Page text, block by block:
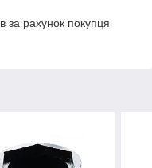
за рахунок покупця